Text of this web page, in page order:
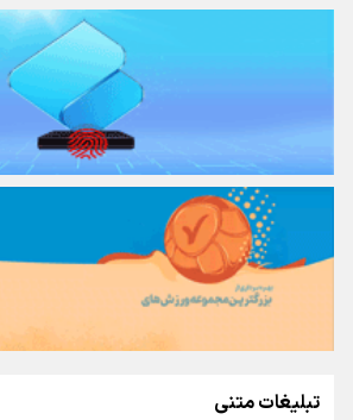
تبلیغات متنی